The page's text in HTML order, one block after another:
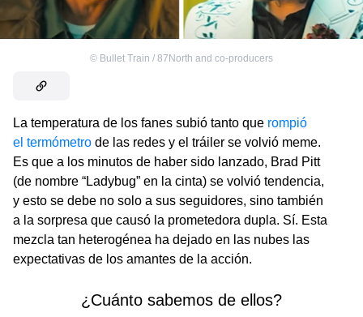
© Bullet Train / 87North and co-producers
La temperatura de los fanes subió tanto que rompió
el termómetro de las redes y el tráiler se volvió meme.
Es que a los minutos de haber sido lanzado, Brad Pitt
(de nombre “Ladybug” en la cinta) se volvió tendencia,
y esto se debe no solo a sus seguidores, sino también
a la sorpresa que causó la prometedora dupla. Sí. Esta
mezcla tan heterogénea ha dejado en las nubes las
expectativas de los amantes de la acción.
¿Cuánto sabemos de ellos?